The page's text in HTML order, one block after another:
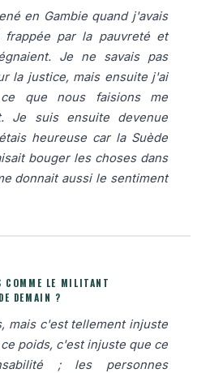
en Gambie quand j'avais
par la pauvreté et
Je ne savais pas
la justice, mais ensuite j'ai
que nous faisions me
Je suis ensuite devenue
heureuse car la Suède
bouger les choses dans
donnait aussi le sentiment
COMME LE MILITANT
DEMAIN ?
mais c'est tellement injuste
poids, c'est injuste que ce
; les personnes